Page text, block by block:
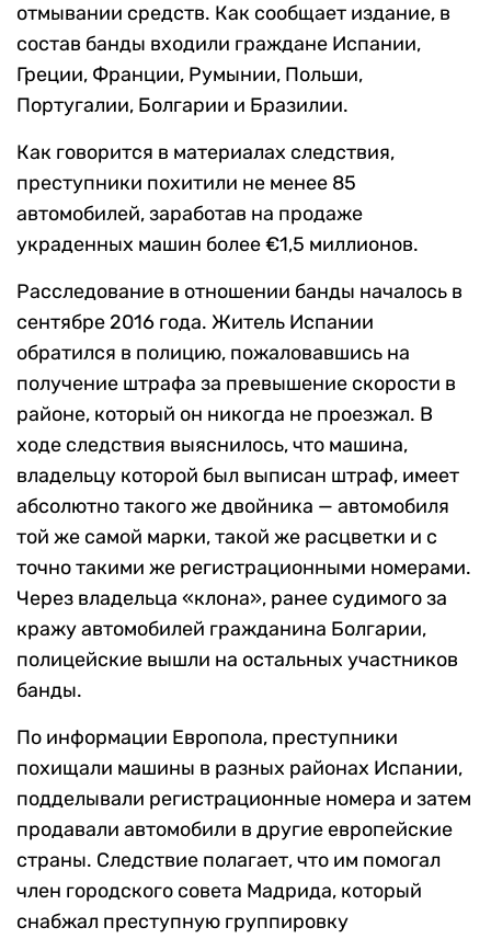
отмывании средств. Как сообщает издание, в
состав банды входили граждане Испании,
Греции, Франции, Румынии, Польши,
Португалии, Болгарии и Бразилии.
Как говорится в материалах следствия,
преступники похитили не менее 85
автомобилей, заработав на продаже
украденных машин более €1,5 миллионов.
Расследование в отношении банды началось в
сентябре 2016 года. Житель Испании
обратился в полицию, пожаловавшись на
получение штрафа за превышение скорости в
районе, который он никогда не проезжал. В
ходе следствия выяснилось, что машина,
владельцу которой был выписан штраф, имеет
абсолютно такого же двойника — автомобиля
той же самой марки, такой же расцветки и с
точно такими же регистрационными номерами.
Через владельца «клона», ранее судимого за
кражу автомобилей гражданина Болгарии,
полицейские вышли на остальных участников
банды.
По информации Европола, преступники
похищали машины в разных районах Испании,
подделывали регистрационные номера и затем
продавали автомобили в другие европейские
страны. Следствие полагает, что им помогал
член городского совета Мадрида, который
снабжал преступную группировку